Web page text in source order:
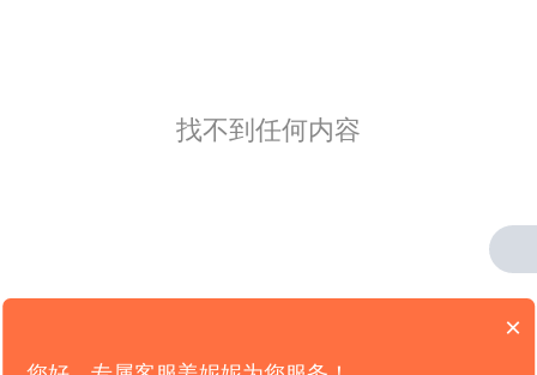
找不到任何内容
版权所有：山东新轨道信息科技限公司
×